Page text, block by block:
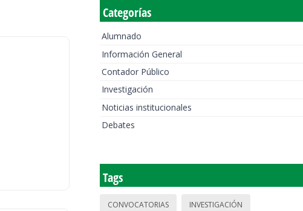
Categorías
Alumnado
Información General
Contador Público
Investigación
Noticias institucionales
Debates
Tags
CONVOCATORIAS INVESTIGACIÓN